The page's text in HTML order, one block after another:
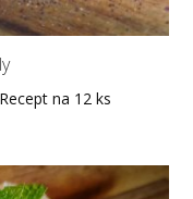
na 12 ks